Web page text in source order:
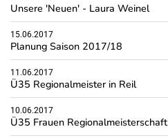
Unsere 'Neuen' - Laura Weinel
15.06.2017
Planung Saison 2017/18
11.06.2017
Ü35 Regionalmeister in Reil
10.06.2017
Ü35 Frauen Regionalmeisterschaft